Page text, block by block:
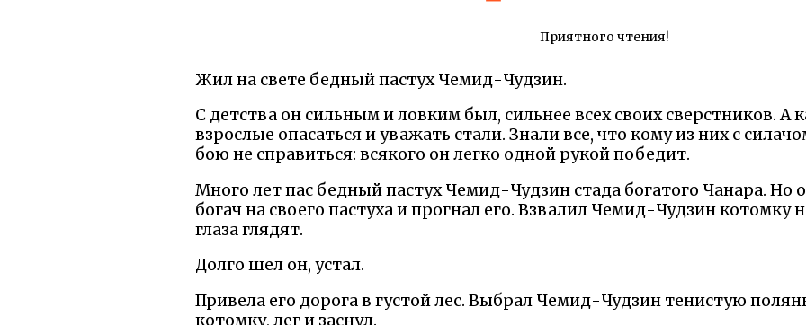
Приятного чтения!
Жил на свете бедный пастух Чемид-Чудзин.
С детства он сильным и ловким был, сильнее всех своих сверстников. А
взрослые опасаться и уважать стали. Знали все, что кому из них с
бою не справиться: всякого он легко одной рукой победит.
Много лет пас бедный пастух Чемид-Чудзин стада богатого Чанара. Но
богач на своего пастуха и прогнал его. Взвалил Чемид-Чудзин котомку
глаза глядят.
Долго шел он, устал.
Привела его дорога в густой лес. Выбрал Чемид-Чудзин тенистую
котомку, лег и заснул.